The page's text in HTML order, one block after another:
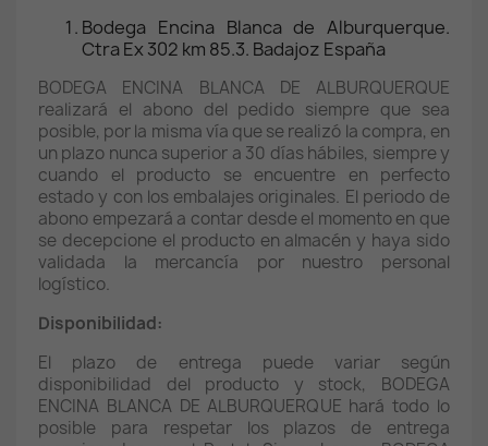
Bodega Encina Blanca de Alburquerque.
Ctra Ex 302 km 85.3. Badajoz España
BODEGA ENCINA BLANCA DE ALBURQUERQUE
realizará el abono del pedido siempre que sea
posible, por la misma vía que se realizó la compra, en
un plazo nunca superior a 30 días hábiles, siempre y
cuando el producto se encuentre en perfecto
estado y con los embalajes originales. El periodo de
abono empezará a contar desde el momento en que
se decepcione el producto en almacén y haya sido
validada la mercancía por nuestro personal
logístico.
Disponibilidad:
El plazo de entrega puede variar según
disponibilidad del producto y stock, BODEGA
ENCINA BLANCA DE ALBURQUERQUE hará todo lo
posible para respetar los plazos de entrega